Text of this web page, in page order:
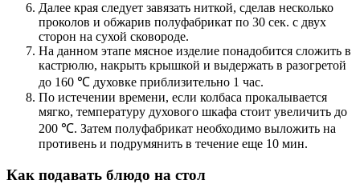
Далее края следует завязать ниткой, сделав несколько
проколов и обжарив полуфабрикат по 30 сек. с двух
сторон на сухой сковороде.
На данном этапе мясное изделие понадобится сложить в
кастрюлю, накрыть крышкой и выдержать в разогретой
до 160 ℃ духовке приблизительно 1 час.
По истечении времени, если колбаса прокалывается
мягко, температуру духового шкафа стоит увеличить до
200 ℃. Затем полуфабрикат необходимо выложить на
противень и подрумянить в течение еще 10 мин.
Как подавать блюдо на стол